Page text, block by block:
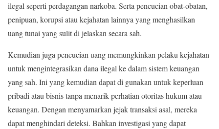
ilegal seperti perdagangan narkoba. Serta pencucian obat-obatan,
penipuan, korupsi atau kejahatan lainnya yang menghasilkan
uang tunai yang sulit di jelaskan secara sah.
Kemudian juga pencucian uang memungkinkan pelaku kejahatan
untuk mengintegrasikan dana ilegal ke dalam sistem keuangan
yang sah. Ini yang kemudian dapat di gunakan untuk keperluan
pribadi atau bisnis tanpa menarik perhatian otoritas hukum atau
keuangan. Dengan menyamarkan jejak transaksi asal, mereka
dapat menghindari deteksi. Bahkan investigasi yang dapat